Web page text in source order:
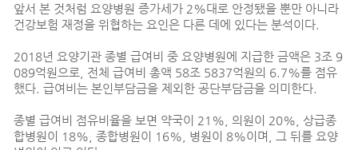
앞서 본 것처럼 요양병원 증가세가 2%대로 안정됐을 뿐만 아니라
건강보험 재정을 위협하는 요인은 다른 데에 있다는 분석이다.
2018년 요양기관 종별 급여비 중 요양병원에 지급한 금액은 3조 9
089억원으로, 전체 급여비 총액 58조 5837억원의 6.7%를 점유
했다. 급여비는 본인부담금을 제외한 공단부담금을 의미한다.
종별 급여비 점유비율을 보면 약국이 21%, 의원이 20%, 상급종
합병원이 18%, 종합병원이 16%, 병원이 8%이며, 그 뒤를 요양